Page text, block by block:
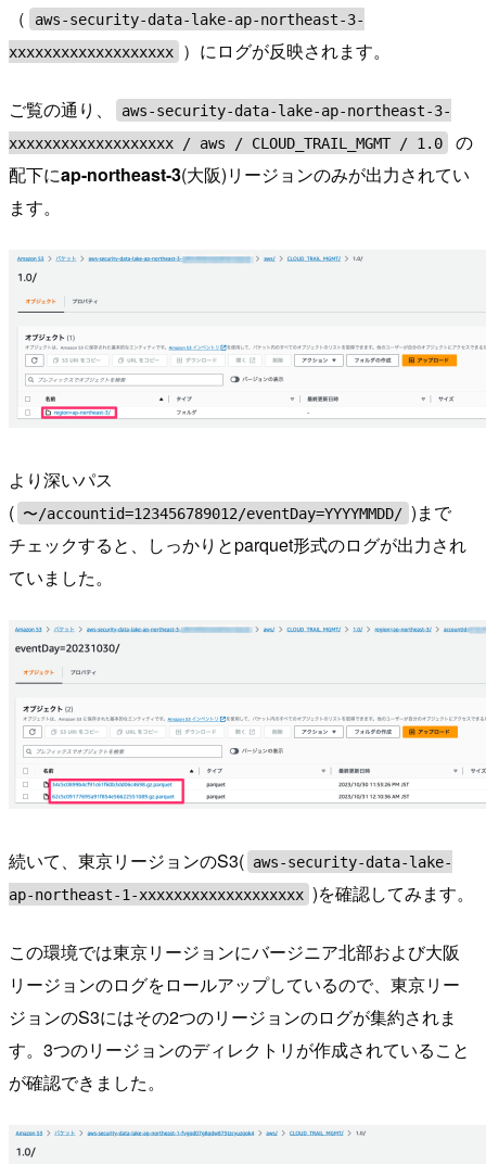
（
aws-security-data-lake-ap-northeast-3-
xxxxxxxxxxxxxxxxxxx
）にログが反映されます。
ご覧の通り、
aws-security-data-lake-ap-northeast-3-
xxxxxxxxxxxxxxxxxxx / aws / CLOUD_TRAIL_MGMT / 1.0
の
配下にap-northeast-3(大阪)リージョンのみが出力されてい
ます。
より深いパス
( 〜/accountid=123456789012/eventDay=YYYYMMDD/ )まで
チェックすると、しっかりとparquet形式のログが出力され
ていました。
続いて、東京リージョンのS3( aws-security-data-lake-
ap-northeast-1-xxxxxxxxxxxxxxxxxxx )を確認してみます。
この環境では東京リージョンにバージニア北部および大阪
リージョンのログをロールアップしているので、東京リー
ジョンのS3にはその2つのリージョンのログが集約されま
す。3つのリージョンのディレクトリが作成されていること
が確認できました。